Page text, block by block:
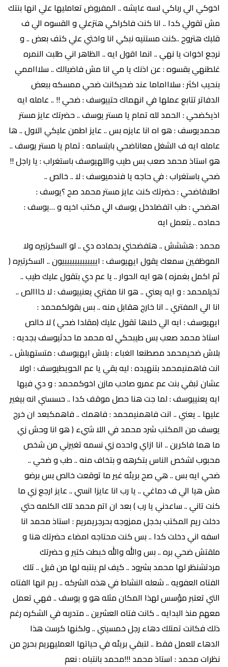
اخوكي الي رباكي لسه عايشه .. المفروض تعامليها علي انها بنتك
مش تقولي كدا .. انا كنت فاكراكي هتزعلي و القسوه الي ف
قلبك هتروح ..كنت مستنيه نبكي انا واختي علي كتف بعض .. و
نرجع اخوات يا نهي .. انما اقول ايه .. الظاهر اني طلبت النمره
غلطنهي بقسوه : عن اذنك يا مي انا مش فاضيالك .. سلاااممي
بنحيب اكثر : سلاااماما عند ضحيكانت ضحي ممسكه ببعض
الدفاتر تتابع عملها في انهماك حتييوسف : ضحي !! .. عامله ايه
اذيكضحي : الحمد لله تمام يا مستر يوسف .. حضرتك عايز مستر
محمديوسف : هو اه انا عايزه بس .. عايز اطمن عليكي الاول .. ها
عامله ايه ف الشغل معاناضحي بابتسامه : تمام يا مستر يوسف ..
هو استاذ محمد صعب بس طيب واللهيوسف باستغراب : يا راجل !!
ضحي باستغراب : في حاجه يا فندميوسف : لا .. خالص ..
اطلاقاضحي : حضرتك كنت عايز مستر محمد صح ؟يوسف :
اهضحي : طب اتفضلدخل يوسف الي مكتب اخيه و …يوسف :
حماده .. بتعمل ايه
محمد : هششش .. هتفضحني بحماده دي .. لو السكرتيره ولا
الموظفين سمعك يقول ايهيوسف : اييييييييييييييون .. السكرتيره (
ثم اكمل بغمزه ) هو ايه الحوار .. يا عم دي بتقول عليك طيب ..
تخيلمحمد : و ايه يعني .. هو انا مفتري يعنييوسف : لا خااالص ..
انا الي المفتري .. انا خارج هقابل منه .. بس بقولكمحمد :
ايهيوسف : ايه الي خلاها تقول عليك (مقلدا ضحي ) لا خالص
استاذ محمد صعب بس طيبحكي له محمد ما حدثيوسف بجديه :
بلاش ضحيمحمد مصطنعا الغباء : بلاش ايهيوسف : متستهبلش ..
انت فاهمنيمحمد بتنهيده : ليه بقي يا عم الحويطيوسف : اولا
عشان تبقي بنت عم عمرو صاحب مازن اخوكمحمد : و دي فيها
ايه يعنييوسف : لما جت هنا حصل موقف كدا .. حسسني انه بيغير
عليها .. يعني .. انت فاهمنيمحمد : فاهمك .. فاهمكبعد ان خرج
يوسف من المكتب شرد محمد في اللا شيء ( هو انا وحش زي
ما هما فاكرين .. انا ازاي واحده زي نسمه تغيرني من شخص
محبوب لشخص الناس بتكرهه و بتخاف منه .. طب و ضحي ..
ضحي ايه بس .. هي صح بريئه غير ما توقعت خالص بس برضو
مش هيا الي ف دماغي .. يا رب انا عايزا انسي .. عايز ارجع زي ما
كنت تاني .. ساعدني يا رب ) بعد ان اتم محمد تلك الكلمه حتي
دخلت ريم المكتب بخجل ممزوجه بحرجريمريم : استاذ محمد انا
اسفه اني دخلت كدا .. بس كنت محتاجه امضاء حضرتك هنا و
ملقتش ضحي بره .. بس والله والله خبطت كتير و حضرتك
مردتشنظر لها محمد بشرود .. كيف لم ينتبه لها من قبل .. تلك
الفتاه العفويه .. شعله النشاط في هذه الشركه .. ريم انها الفتاه
التي تعتبر مؤسس لهذا المكان مثله هو و يوسف .. فهي تعمل
معهم منذ البدايه .. كانت فتاه العشرين .. متدربه في الشكره رغم
ذلك فكانت تمتلك دهاء رجل خمسيني .. ولكنها كرست هذا
الدهاء للعمل فقط .. لتبقي بريئه في حياتها العمليهريم بحرج من
نظرات محمد : استاذ محمد !!!محمد بانتباه : نعم